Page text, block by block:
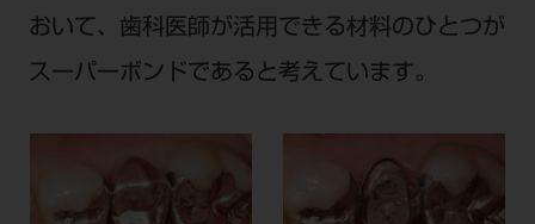
おいて、歯科医師が活用できる材料のひとつが
スーパーボンドであると考えています。